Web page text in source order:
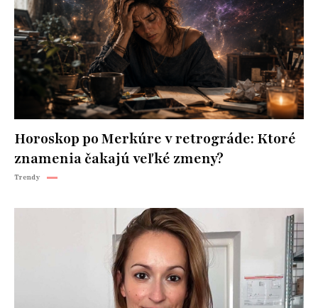
Horoskop po Merkúre v retrográde: Ktoré
znamenia čakajú veľké zmeny?
Trendy